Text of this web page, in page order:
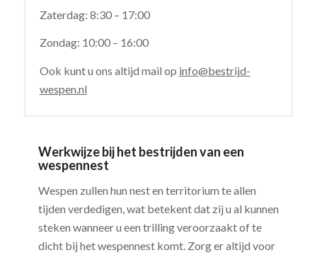
Zaterdag: 8:30 – 17:00
Zondag: 10:00 – 16:00
Ook kunt u ons altijd mail op info@bestrijd-
wespen.nl
Werkwijze bij het bestrijden van een
wespennest
Wespen zullen hun nest en territorium te allen
tijden verdedigen, wat betekent dat zij u al kunnen
steken wanneer u een trilling veroorzaakt of te
dicht bij het wespennest komt. Zorg er altijd voor